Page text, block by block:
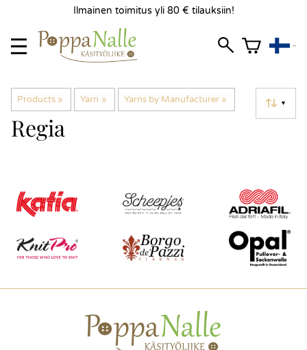
Ilmainen toimitus yli 80 € tilauksiin!
Products ‪» Yarn ‪» Yarns by Manufacturer ‪» ▼
Regia